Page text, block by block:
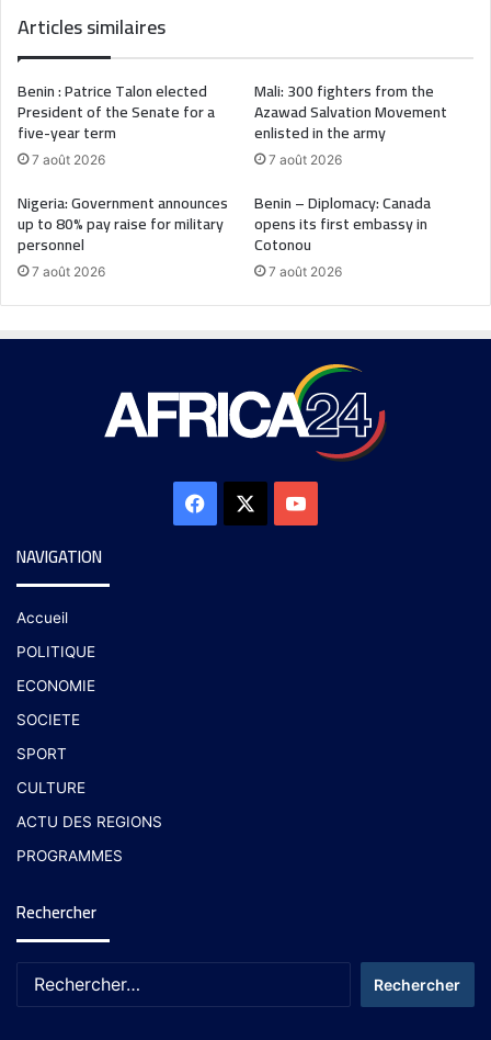
Articles similaires
Benin : Patrice Talon elected
President of the Senate for a
five-year term
7 août 2026
Mali: 300 fighters from the
Azawad Salvation Movement
enlisted in the army
7 août 2026
Nigeria: Government announces
up to 80% pay raise for military
personnel
7 août 2026
Benin – Diplomacy: Canada
opens its first embassy in
Cotonou
7 août 2026
NAVIGATION
Accueil
POLITIQUE
ECONOMIE
SOCIETE
SPORT
CULTURE
ACTU DES REGIONS
PROGRAMMES
Rechercher